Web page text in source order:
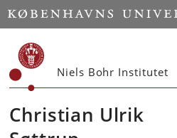
Start
Niels Bohr Institutet
Christian Ulrik